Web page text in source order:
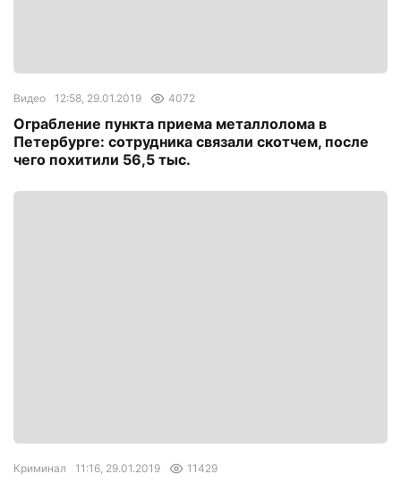
Видео 12:58, 29.01.2019 4072
Ограбление пункта приема металлолома в
Петербурге: сотрудника связали скотчем, после
чего похитили 56,5 тыс.
Криминал 11:16, 29.01.2019 11429